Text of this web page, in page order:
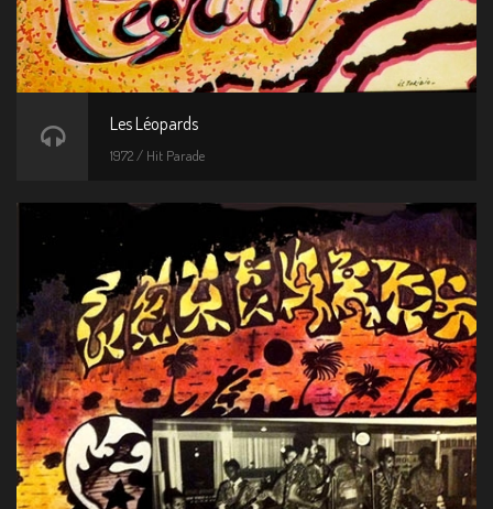
Les Léopards
1972 / Hit Parade